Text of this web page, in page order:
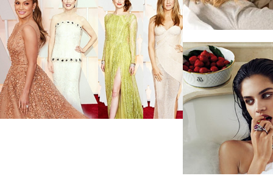
大片半裸遮胸热辣！C罗前女友伊莲娜登体育画报
争做好命女 心